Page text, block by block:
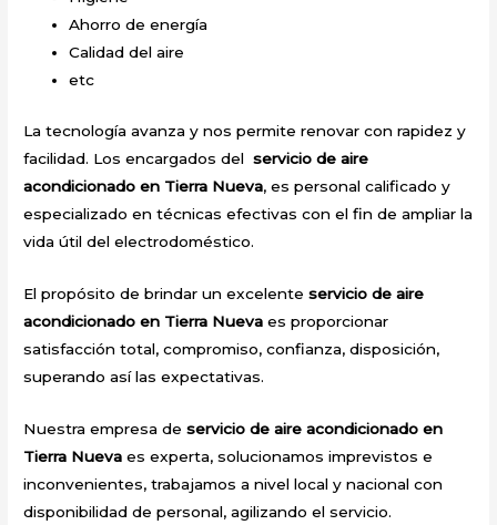
Ahorro de energía
Calidad del aire
etc
La tecnología avanza y nos permite renovar con rapidez y
facilidad. Los encargados delservicio de aire
acondicionado en Tierra Nueva, es personal calificado y
especializado en técnicas efectivas con el fin de ampliar la
vida útil del electrodoméstico.
El propósito de brindar un excelenteservicio de aire
acondicionado en Tierra Nueva es proporcionar
satisfacción total, compromiso, confianza, disposición,
superando así las expectativas.
Nuestra empresa deservicio de aire acondicionado en
Tierra Nueva es experta, solucionamos imprevistos e
inconvenientes, trabajamos a nivel local y nacional con
disponibilidad de personal, agilizando el servicio.